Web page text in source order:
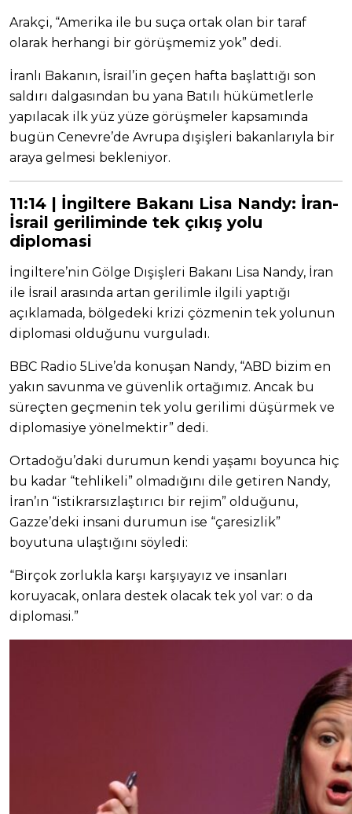
Arakçi, “Amerika ile bu suça ortak olan bir taraf
olarak herhangi bir görüşmemiz yok” dedi.
İranlı Bakanın, İsrail’in geçen hafta başlattığı son
saldırı dalgasından bu yana Batılı hükümetlerle
yapılacak ilk yüz yüze görüşmeler kapsamında
bugün Cenevre’de Avrupa dışişleri bakanlarıyla bir
araya gelmesi bekleniyor.
11:14 | İngiltere Bakanı Lisa Nandy: İran-
İsrail geriliminde tek çıkış yolu
diplomasi
İngiltere’nin Gölge Dışişleri Bakanı Lisa Nandy, İran
ile İsrail arasında artan gerilimle ilgili yaptığı
açıklamada, bölgedeki krizi çözmenin tek yolunun
diplomasi olduğunu vurguladı.
BBC Radio 5Live’da konuşan Nandy, “ABD bizim en
yakın savunma ve güvenlik ortağımız. Ancak bu
süreçten geçmenin tek yolu gerilimi düşürmek ve
diplomasiye yönelmektir” dedi.
Ortadoğu’daki durumun kendi yaşamı boyunca hiç
bu kadar “tehlikeli” olmadığını dile getiren Nandy,
İran’ın “istikrarsızlaştırıcı bir rejim” olduğunu,
Gazze’deki insani durumun ise “çaresizlik”
boyutuna ulaştığını söyledi:
“Birçok zorlukla karşı karşıyayız ve insanları
koruyacak, onlara destek olacak tek yol var: o da
diplomasi.”